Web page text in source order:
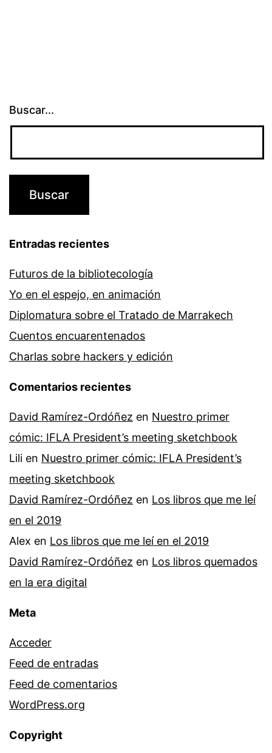
Buscar...
Entradas recientes
Futuros de la bibliotecología
Yo en el espejo, en animación
Diplomatura sobre el Tratado de Marrakech
Cuentos encuarentenados
Charlas sobre hackers y edición
Comentarios recientes
David Ramírez-Ordóñez en Nuestro primer
cómic: IFLA President’s meeting sketchbook
Lili en Nuestro primer cómic: IFLA President’s
meeting sketchbook
David Ramírez-Ordóñez en Los libros que me leí
en el 2019
Alex en Los libros que me leí en el 2019
David Ramírez-Ordóñez en Los libros quemados
en la era digital
Meta
Acceder
Feed de entradas
Feed de comentarios
WordPress.org
Copyright